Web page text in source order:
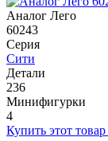
Аналог Лего
60243
Серия
Сити
Детали
236
Минифигурки
4
Купить этот